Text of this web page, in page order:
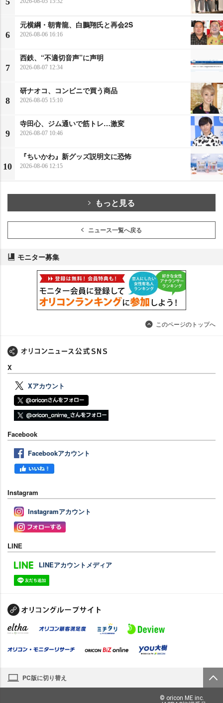
6
元横綱・朝青龍、白鵬翔氏と再会2S
2026-08-06 16:16
7
西鉄、“不適切音声”に声明
2026-08-07 12:34
8
研ナオコ、コンビニで買う商品
2026-08-05 15:10
9
寺田心、ジム通いで筋トレ…激変
2026-08-07 10:46
10
『ちいかわ』新グッズ説明文に恐怖
2026-08-06 12:15
もっと見る
ニュース一覧へ戻る
モニター募集
このページのトップへ
X
Xアカウント
Facebook
Facebookアカウント
Instagram
Instagramアカウント
LINE
LINEアカウントメディア
PC版に切り替え
© oricon ME inc.